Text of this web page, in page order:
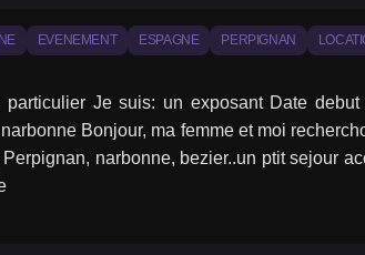
EVENEMENT ESPAGNE PERPIGNAN
Je suis: un exposant Date
Bonjour, ma femme et moi
narbonne, bezier..un ptit sejour